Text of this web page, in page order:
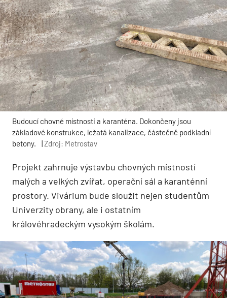
Budoucí chovné místnosti a karanténa. Dokončeny jsou
základové konstrukce, ležatá kanalizace, částečně podkladní
betony.
|Zdroj: Metrostav
Projekt zahrnuje výstavbu chovných místností
malých a velkých zvířat, operační sál a karanténní
prostory. Vivárium bude sloužit nejen studentům
Univerzity obrany, ale i ostatním
královéhradeckým vysokým školám.